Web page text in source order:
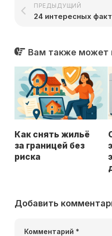
ПРЕДЫДУЩИЙ
Вам также может
Как снять жильё
за границей без
риска
Добавить
Комментарий *